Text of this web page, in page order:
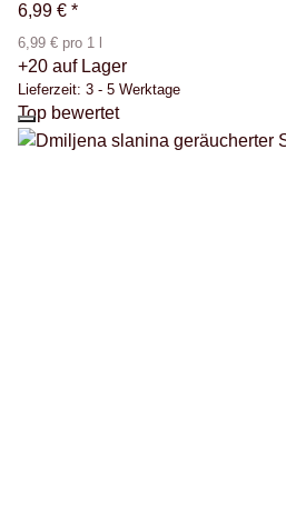
6,99 € *
6,99 € pro 1 l
+20 auf Lager
Lieferzeit: 3 - 5 Werktage
Top bewertet